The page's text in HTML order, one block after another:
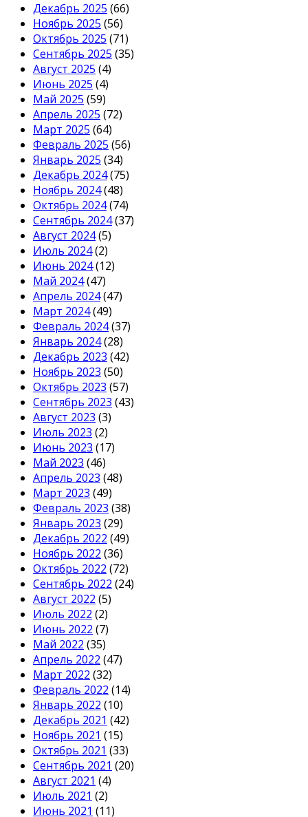
Декабрь 2025 (66)
Ноябрь 2025 (56)
Октябрь 2025 (71)
Сентябрь 2025 (35)
Август 2025 (4)
Июнь 2025 (4)
Май 2025 (59)
Апрель 2025 (72)
Март 2025 (64)
Февраль 2025 (56)
Январь 2025 (34)
Декабрь 2024(75)
Ноябрь 2024(48)
Октябрь 2024(74)
Сентябрь 2024(37)
Август 2024(5)
Июль 2024(2)
Июнь 2024(12)
Май 2024(47)
Апрель 2024(47)
Март 2024(49)
Февраль 2024(37)
Январь 2024(28)
Декабрь 2023 (42)
Ноябрь 2023 (50)
Октябрь 2023 (57)
Сентябрь 2023 (43)
Август 2023 (3)
Июль 2023 (2)
Июнь 2023 (17)
Май 2023 (46)
Апрель 2023 (48)
Март 2023 (49)
Февраль 2023 (38)
Январь 2023 (29)
Декабрь 2022 (49)
Ноябрь 2022 (36)
Октябрь 2022 (72)
Сентябрь 2022 (24)
Август 2022 (5)
Июль 2022 (2)
Июнь 2022 (7)
Май 2022 (35)
Апрель 2022 (47)
Март 2022 (32)
Февраль 2022 (14)
Январь 2022 (10)
Декабрь 2021 (42)
Ноябрь 2021 (15)
Октябрь 2021 (33)
Сентябрь 2021 (20)
Август 2021 (4)
Июль 2021 (2)
Июнь 2021 (11)